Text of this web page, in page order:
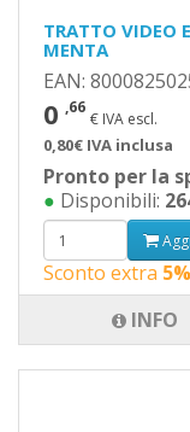
TRATTO VIDEO
MENTA
EAN:
0 ,66
€ IVA escl.
0,80€ IVA inclusa
Pronto per la
● Disponibili:
Sconto extra 5%
INFO